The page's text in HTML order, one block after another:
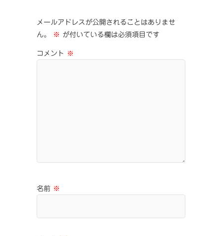
メールアドレスが公開されることはありませ
ん。
※ が付いている欄は必須項目です
コメント ※
名前 ※